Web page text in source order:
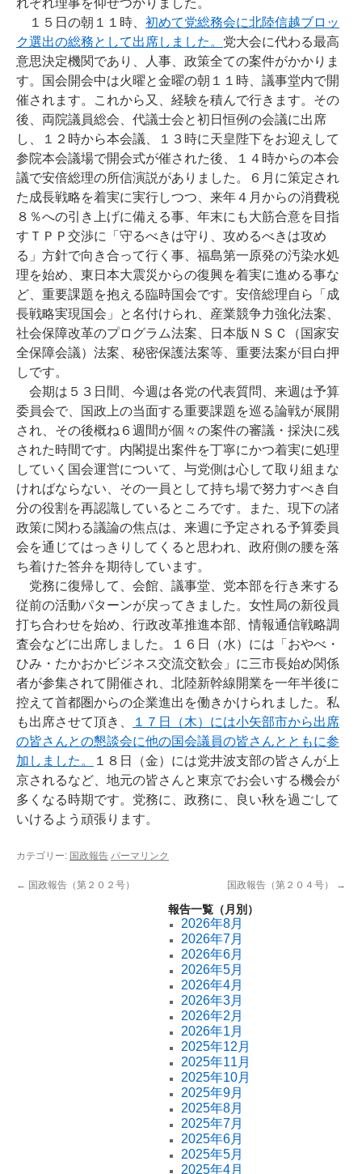
１５日の朝１１時、 初めて党総務会に北陸信越ブロッ
ク選出の総務として出席しました。 党大会に代わる最高
意思決定機関であり、人事、政策全ての案件がかかりま
す。国会開会中は火曜と金曜の朝１１時、議事堂内で開
催されます。これから又、経験を積んで行きます。その
後、両院議員総会、代議士会と初日恒例の会議に出席
し、１２時から本会議、１３時に天皇陛下をお迎えして
参院本会議場で開会式が催された後、１４時からの本会
議で安倍総理の所信演説がありました。６月に策定され
た成長戦略を着実に実行しつつ、来年４月からの消費税
８％への引き上げに備える事、年末にも大筋合意を目指
すＴＰＰ交渉に「守るべきは守り、攻めるべきは攻め
る」方針で向き合って行く事、福島第一原発の汚染水処
理を始め、東日本大震災からの復興を着実に進める事な
ど、重要課題を抱える臨時国会です。安倍総理自ら「成
長戦略実現国会」と名付けられ、産業競争力強化法案、
社会保障改革のプログラム法案、日本版ＮＳＣ（国家安
全保障会議）法案、秘密保護法案等、重要法案が目白押
しです。
会期は５３日間、今週は各党の代表質問、来週は予算
委員会で、国政上の当面する重要課題を巡る論戦が展開
され、その後概ね６週間が個々の案件の審議・採決に残
された時間です。内閣提出案件を丁寧にかつ着実に処理
していく国会運営について、与党側は心して取り組まな
ければならない、その一員として持ち場で努力すべき自
分の役割を再認識しているところです。また、現下の諸
政策に関わる議論の焦点は、来週に予定される予算委員
会を通じてはっきりしてくると思われ、政府側の腰を落
ち着けた答弁を期待しています。
党務に復帰して、会館、議事堂、党本部を行き来する
従前の活動パターンが戻ってきました。女性局の新役員
打ち合わせを始め、行政改革推進本部、情報通信戦略調
査会などに出席しました。１６日（水）には「おやべ・
ひみ・たかおかビジネス交流交歓会」に三市長始め関係
者が参集されて開催され、北陸新幹線開業を一年半後に
控えて首都圏からの企業進出を働きかけられました。私
も出席させて頂き、
１７日（木）には小矢部市から出席
の皆さんとの懇談会に他の国会議員の皆さんとともに参
加しました。
１８日（金）には党井波支部の皆さんが上
京されるなど、地元の皆さんと東京でお会いする機会が
多くなる時期です。党務に、政務に、良い秋を過ごして
いけるよう頑張ります。
カテゴリー: 国政報告 パーマリンク
← 国政報告（第２０２号） 国政報告（第２０４号） →
報告一覧（月別）
2026年8月
2026年7月
2026年6月
2026年5月
2026年4月
2026年3月
2026年2月
2026年1月
2025年12月
2025年11月
2025年10月
2025年9月
2025年8月
2025年7月
2025年6月
2025年5月
2025年4月